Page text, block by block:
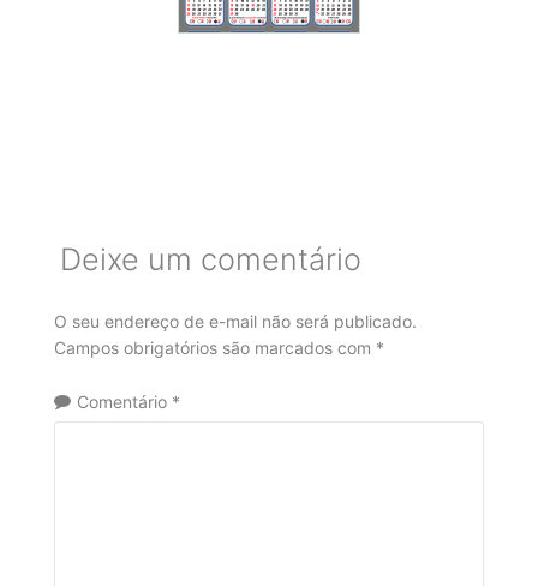
Deixe um comentário
O seu endereço de e-mail não será publicado.
Campos obrigatórios são marcados com *
Comentário *